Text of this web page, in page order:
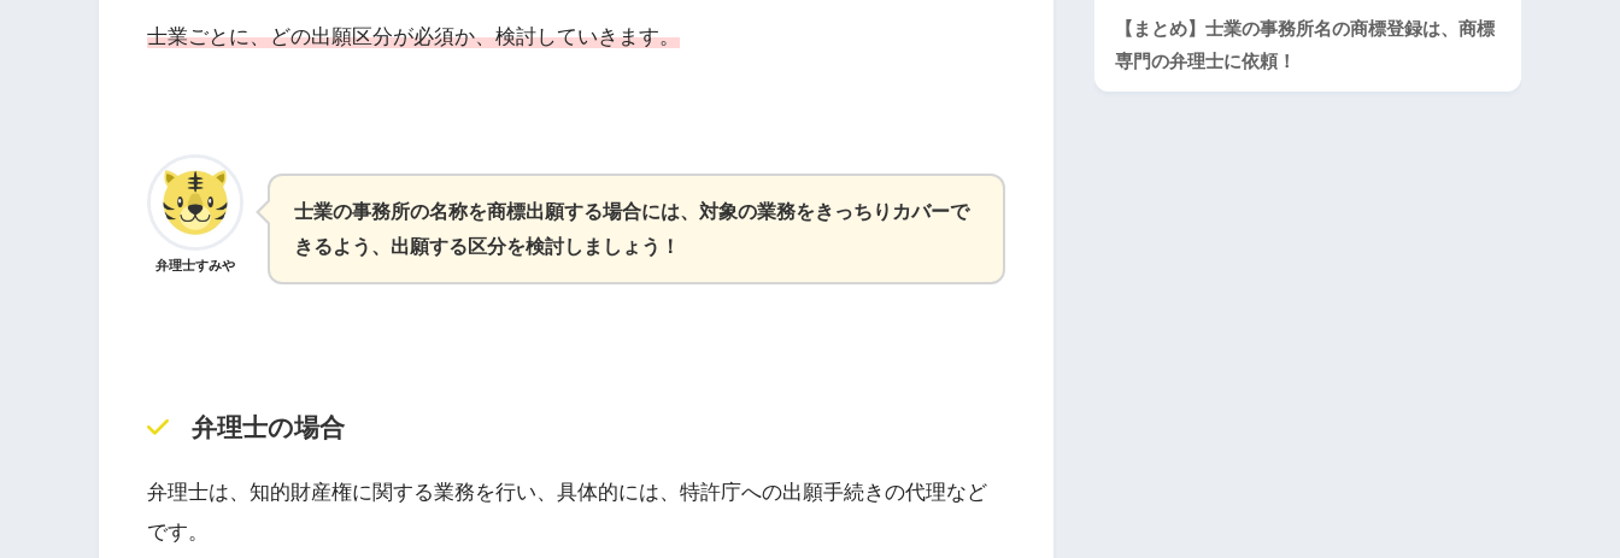
士業ごとに、どの出願区分が必須か、検討していきます。
弁理士すみや
士業の事務所の名称を商標出願する場合には、対象の業務をきっちりカバーで
きるよう、出願する区分を検討しましょう！
弁理士の場合
弁理士は、知的財産権に関する業務を行い、具体的には、特許庁への出願手続きの代理など
です。
【まとめ】士業の事務所名の商標登録は、商標
専門の弁理士に依頼！